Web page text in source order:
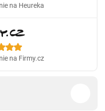
na Heureka
na Firmy.cz